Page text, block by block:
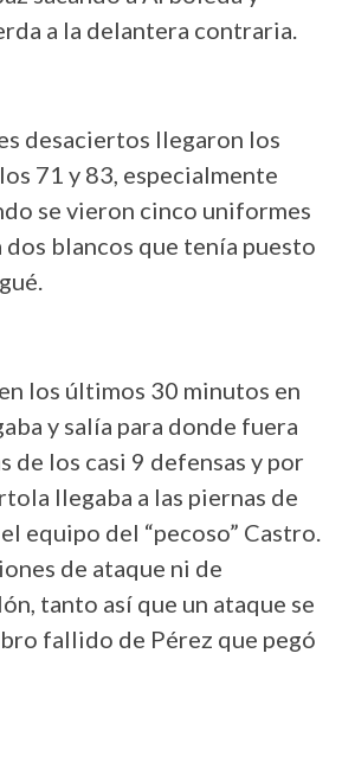
a la delantera contraria.
desaciertos llegaron los
71 y 83, especialmente
se vieron cinco uniformes
blancos que tenía puesto
los últimos 30 minutos en
y salía para donde fuera
de los casi 9 defensas y por
llegaba a las piernas de
equipo del “pecoso” Castro.
de ataque ni de
tanto así que un ataque se
fallido de Pérez que pegó